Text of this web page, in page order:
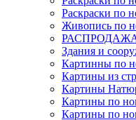
Раскраски по
Живопись по
Здания и
Картинны по
Картины из
Картины
Картины по
Картины по